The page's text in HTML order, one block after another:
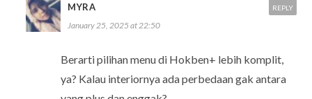
MYRA
January 25, 2025 at 22:50
Berarti pilihan menu di Hokben+ lebih komplit,
ya? Kalau interiornya ada perbedaan gak antara
REPLY